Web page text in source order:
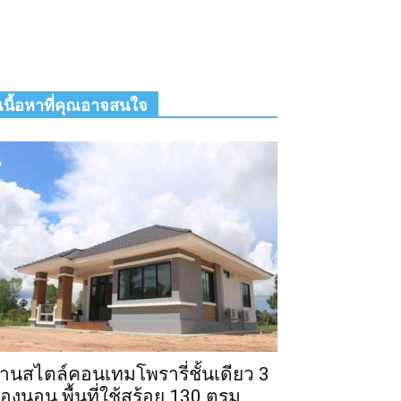
นื้อหาที่คุณอาจสนใจ
นสไตล์คอนเทมโพรารี่ชั้นเดียว 3
งนอน พื้นที่ใช้สร้อย 130 ตรม